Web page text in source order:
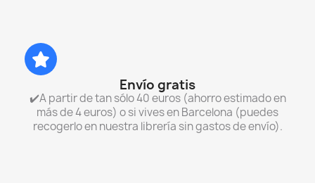
Envío gratis
✔️A partir de tan sólo 40 euros (ahorro estimado en
más de 4 euros) o si vives en Barcelona (puedes
recogerlo en nuestra librería sin gastos de envío).